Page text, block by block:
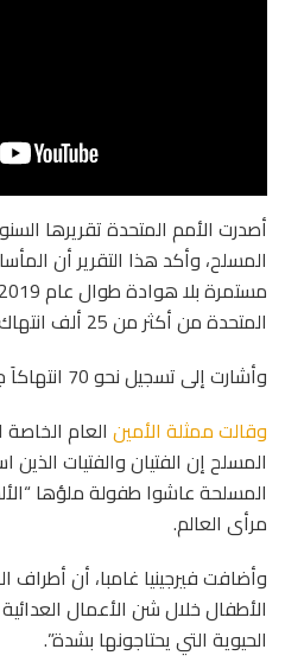
أصدرت الأمم المتحدة تقريرها
المسلح، وأكد هذا التقرير أن
المتحدة من أكثر من 25 ألف انتهاك جسيم ضد الأطفال.
وأشارت إلى تسجيل نحو 70 انتهاكاَ جسيماً في اليوم.
وقالت ممثلة الأمين العام الخاصة
المسلح إن الفتيان والفتيات
المسلحة عاشوا طفولة ملؤها
مرأى العالم.
وأضافت فيرجينيا غامبا، أن أطراف
الأطفال خلال شن الأعمال
الحيوية التي يحتاجونها بشدة”.